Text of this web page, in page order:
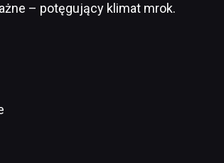
– potęgujący klimat mrok.